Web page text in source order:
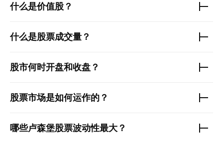
什么是价值股？
什么是股票成交量？
股市何时开盘和收盘？
股票市场是如何运作的？
哪些卢森堡股票波动性最大？